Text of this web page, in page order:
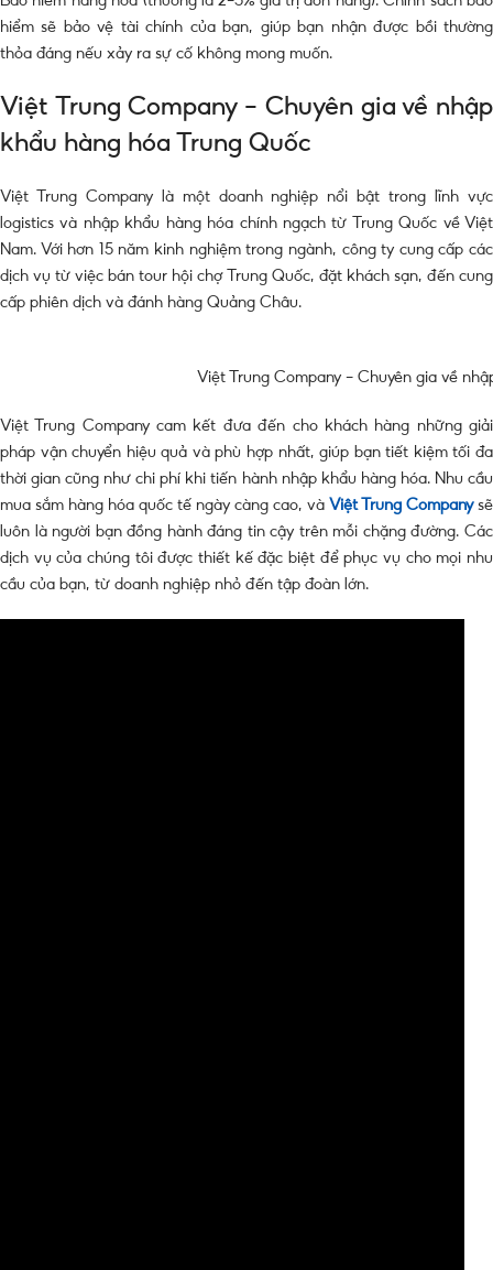
hiểm sẽ bảo vệ tài chính của bạn, giúp bạn nhận được bồi thường
thỏa đáng nếu xảy ra sự cố không mong muốn.
Việt Trung Company – Chuyên gia về nhập
khẩu hàng hóa Trung Quốc
Việt Trung Company là một doanh nghiệp nổi bật trong lĩnh vực
logistics và nhập khẩu hàng hóa chính ngạch từ Trung Quốc về Việt
Nam. Với hơn 15 năm kinh nghiệm trong ngành, công ty cung cấp các
dịch vụ từ việc bán tour hội chợ Trung Quốc, đặt khách sạn, đến cung
cấp phiên dịch và đánh hàng Quảng Châu.
Việt Trung Company – Chuyên gia về
Việt Trung Company cam kết đưa đến cho khách hàng những giải
pháp vận chuyển hiệu quả và phù hợp nhất, giúp bạn tiết kiệm tối đa
thời gian cũng như chi phí khi tiến hành nhập khẩu hàng hóa. Nhu cầu
mua sắm hàng hóa quốc tế ngày càng cao, và Việt Trung Companysẽ
luôn là người bạn đồng hành đáng tin cậy trên mỗi chặng đường. Các
dịch vụ của chúng tôi được thiết kế đặc biệt để phục vụ cho mọi nhu
cầu của bạn, từ doanh nghiệp nhỏ đến tập đoàn lớn.